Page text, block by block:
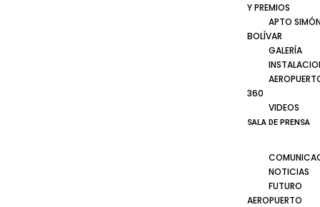
Y PREMIOS
APTO
BOLÍVAR
GALERÍA
360
VIDEOS
SALA DE PRENSA
NOTICIAS
FUTURO
AEROPUERTO